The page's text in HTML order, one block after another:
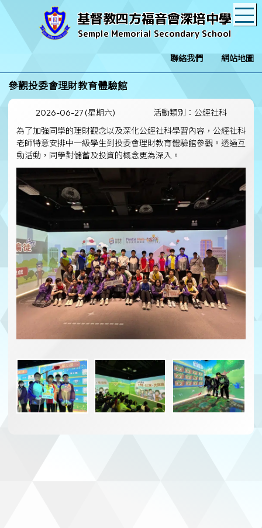
基督教四方福音會深培中學
Semple Memorial Secondary School
聯絡我們 網站地圖
參觀投委會理財教育體驗館
2026-06-27 (星期六)
活動類別：公經社科
為了加強同學的理財觀念以及深化公經社科學習內容，公經社科
老師特意安排中一級學生到投委會理財教育體驗館參觀。透過互
動活動，同學對儲蓄及投資的概念更為深入。